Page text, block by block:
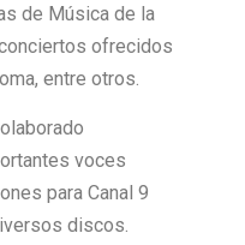
de Música de la
ofrecidos
entre otros.
voces
para Canal 9
discos.